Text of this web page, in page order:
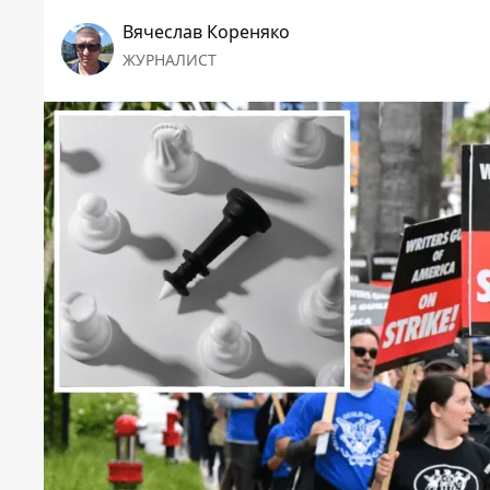
Вячеслав Кореняко
ЖУРНАЛИСТ